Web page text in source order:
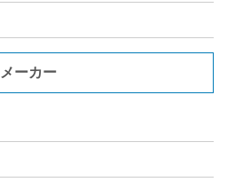
メーカー